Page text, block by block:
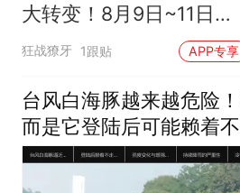
大转变！8月9日~11日天
气预报
狂战獠牙 1跟贴 APP专享
台风白海豚越来越危险
而是它登陆后可能赖着